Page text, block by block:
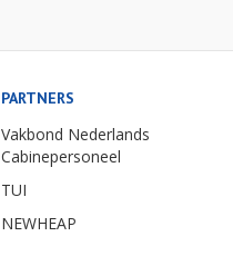
PARTNERS
Vakbond Nederlands
Cabinepersoneel
TUI
NEWHEAP